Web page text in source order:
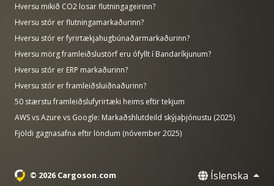
Hversu mikið CO2 losar flutningageirinn?
Hversu stór er flutningamarkaðurinn?
Hversu stór er fyrirtækjahugbúnaðarmarkaðurinn?
Hversu mörg framleiðslustörf eru ófyllt í Bandaríkjunum?
Hversu stór er ERP markaðurinn?
Hversu stór er framleiðsluiðnaðurinn?
50 stærstu framleiðslufyrirtæki heims eftir tekjum
AWS vs Azure vs Google: Markaðshlutdeild skýjaþjónustu (2025)
Fjöldi gagnasafna eftir löndum (nóvember 2025)
© 2026 Cargoson.com Íslenska